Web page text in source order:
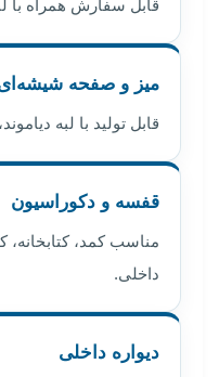
قابل سفارش همراه با
میز و صفحه
قابل تولید با لبه
قفسه و دکوراسیون
مناسب کمد،
داخلی.
دیواره داخلی